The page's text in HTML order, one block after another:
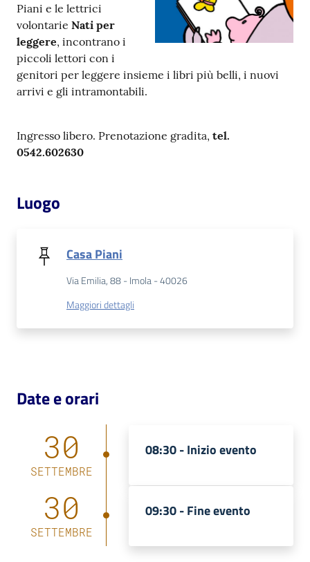
Casa
Piani
Archivio
storico
lettura
Seguici
Catalogo
on line
Piani e le lettrici
volontarie Nati per
leggere, incontrano i
piccoli lettori con i
genitori per leggere insieme i libri più belli, i nuovi
arrivi e gli intramontabili.
Ingresso libero. Prenotazione gradita, tel.
0542.602630
Luogo
Casa Piani
Via Emilia, 88 - Imola - 40026
Maggiori dettagli
Date e orari
30
SETTEMBRE
08:30 -Inizio evento
30
SETTEMBRE
09:30 -Fine evento